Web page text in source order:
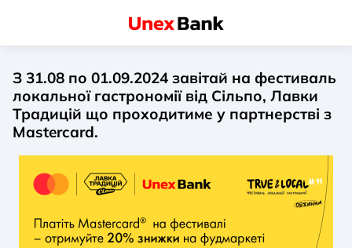
З 31.08 по 01.09.2024 завітай на фестиваль
локальної гастрономії від Сільпо, Лавки
Традицій що проходитиме у партнерстві з
Mastercard.